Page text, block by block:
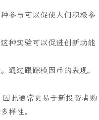
参与可以促使人们积极参
种实验可以促进创新功能
通过跟踪模因币的表现，
此通常更易于新投资者购
样性。